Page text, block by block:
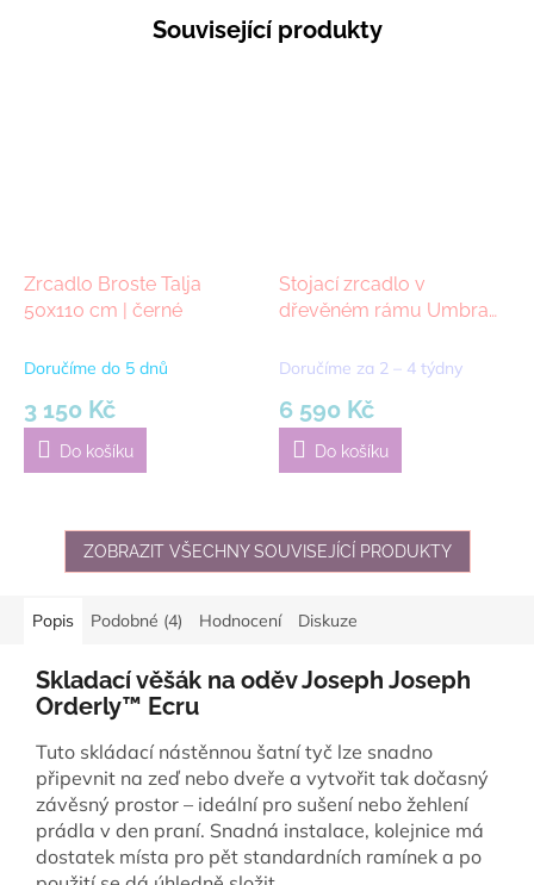
Související produkty
Zrcadlo Broste Talja
50x110 cm | černé
Doručíme do 5 dnů
3 150 Kč
Do košíku
Stojací zrcadlo v
dřevěném rámu Umbra
přírodní
Doručíme za 2 – 4 týdny
6 590 Kč
Do košíku
ZOBRAZIT VŠECHNY SOUVISEJÍCÍ PRODUKTY
Popis Podobné (4) Hodnocení Diskuze
Skladací věšák na oděv Joseph Joseph
Orderly™ Ecru
Tuto skládací nástěnnou šatní tyč lze snadno
připevnit na zeď nebo dveře a vytvořit tak dočasný
závěsný prostor – ideální pro sušení nebo žehlení
prádla v den praní. Snadná instalace, kolejnice má
dostatek místa pro pět standardních ramínek a po